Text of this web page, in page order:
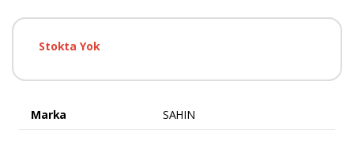
Stokta Yok
Marka SAHIN